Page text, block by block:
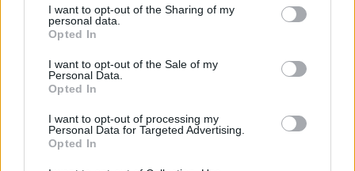
de su consentimiento, pero usted tiene el derecho de
rechazar tal procesamiento. Sus preferencias se aplicarán
cualquier momento entrando de nuevo en este sitio web o
visitando nuestra política de privacidad.
I want to opt-out of the Sharing of my
personal data.
Opted In
I want to opt-out of the Sale of my
Personal Data.
Opted In
I want to opt-out of processing my
Personal Data for Targeted Advertising.
Opted In